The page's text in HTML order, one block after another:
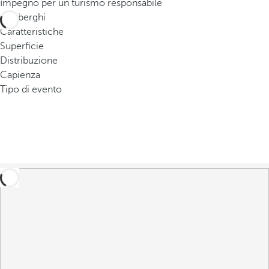
o
u
c
a
n
p
r
e
Impegno per un turismo responsabile
0
alberghi
Caratteristiche
Superficie
Distribuzione
Capienza
Tipo di evento